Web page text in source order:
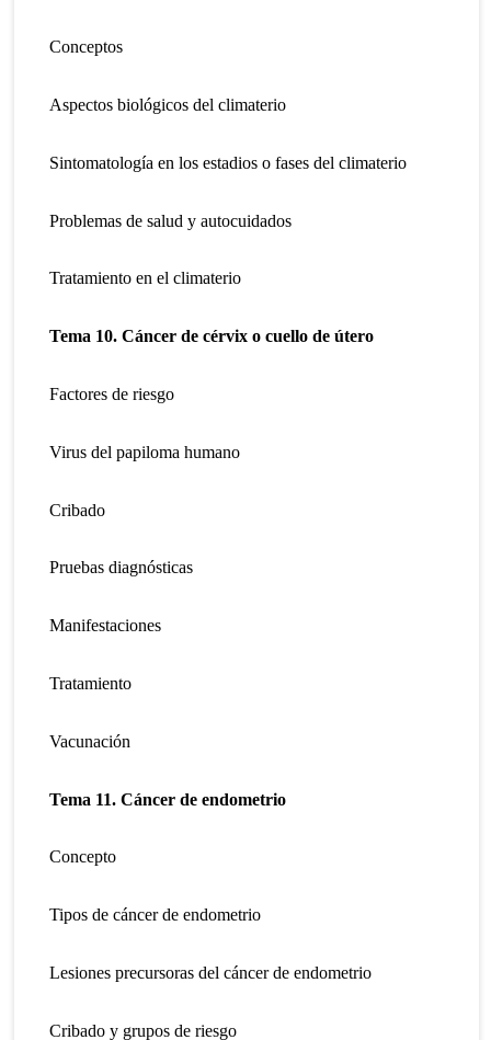
Conceptos
Aspectos biológicos del climaterio
Sintomatología en los estadios o fases del climaterio
Problemas de salud y autocuidados
Tratamiento en el climaterio
Tema 10. Cáncer de cérvix o cuello de útero
Factores de riesgo
Virus del papiloma humano
Cribado
Pruebas diagnósticas
Manifestaciones
Tratamiento
Vacunación
Tema 11. Cáncer de endometrio
Concepto
Tipos de cáncer de endometrio
Lesiones precursoras del cáncer de endometrio
Cribado y grupos de riesgo